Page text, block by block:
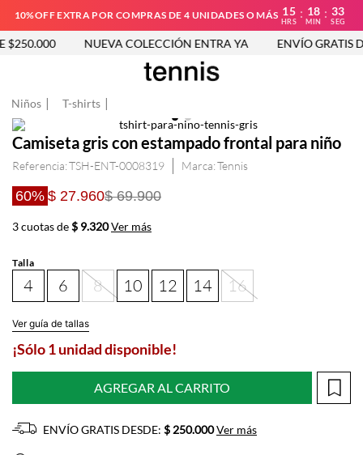
10%OFF EXTRA POR COMPRAS DE 4 UNIDADES O MÁS 15
HRS
: 18
MIN
: 32
SEG
NUEVA COLECCIÓN ENTRA YA ENVÍO GRATIS
Niños T-shirts
Camiseta gris con estampado frontal para niño
Referencia:TSH-ENT-0008319 Tennis
60% $ 27.960$ 69.900
3 cuotas de$ 9.320Ver más
Talla
4 6 8 10 12 14 16
Ver guía de tallas
¡Sólo 1 unidad disponible!
AGREGAR AL CARRITO
ENVÍO GRATIS DESDE: $ 250.000Ver más